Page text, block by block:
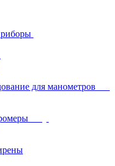
для манометров